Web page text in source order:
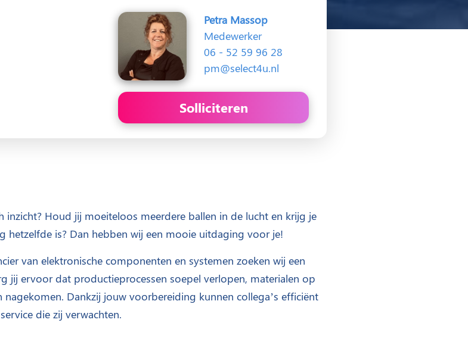
Petra Massop
Medewerker
06 - 52 59 96 28
pm@select4u.nl
Solliciteren
inzicht? Houd jij moeiteloos meerdere ballen in de lucht en krijg je
hetzelfde is? Dan hebben wij een mooie uitdaging voor je!
van elektronische componenten en systemen zoeken wij een
jij ervoor dat productieprocessen soepel verlopen, materialen op
Dankzij jouw voorbereiding kunnen collega’s efficiënt
die zij verwachten.